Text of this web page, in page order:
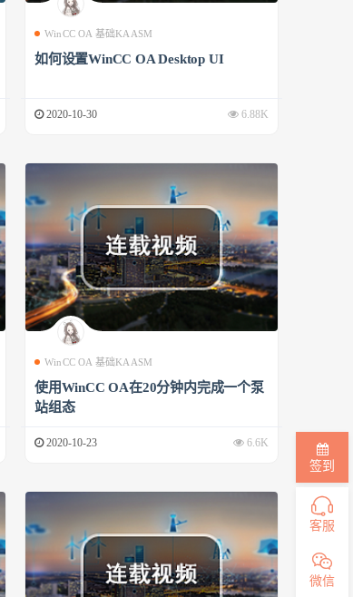
WinCC OA 基础KAASM
如何设置WinCC OA Desktop UI
2020-10-30 6.88K
WinCC OA 基础KAASM
使用WinCC OA在20分钟内完成一个泵
站组态
2020-10-23 6.6K
签到
客服
微信